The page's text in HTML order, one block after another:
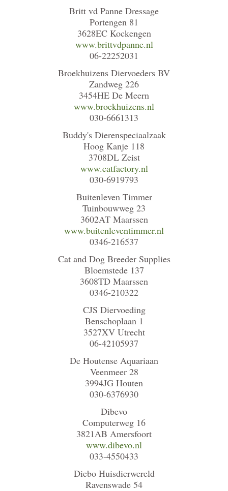
Britt vd Panne Dressage
Portengen 81
3628EC Kockengen
www.brittvdpanne.nl
06-22252031
Broekhuizens Diervoeders BV
Zandweg 226
3454HE De Meern
www.broekhuizens.nl
030-6661313
Buddy's Dierenspeciaalzaak
Hoog Kanje 118
3708DL Zeist
www.catfactory.nl
030-6919793
Buitenleven Timmer
Tuinbouwweg 23
3602AT Maarssen
www.buitenleventimmer.nl
0346-216537
Cat and Dog Breeder Supplies
Bloemstede 137
3608TD Maarssen
0346-210322
CJS Diervoeding
Benschoplaan 1
3527XV Utrecht
06-42105937
De Houtense Aquariaan
Veenmeer 28
3994JG Houten
030-6376930
Dibevo
Computerweg 16
3821AB Amersfoort
www.dibevo.nl
033-4550433
Diebo Huisdierwereld
Ravenswade 54